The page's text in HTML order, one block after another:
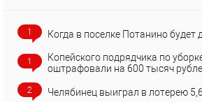
1 Когда в поселке Потанино будет
1
Копейского подрядчика по
оштрафовали на 600 тысяч
2 Челябинец выиграл в лотерею